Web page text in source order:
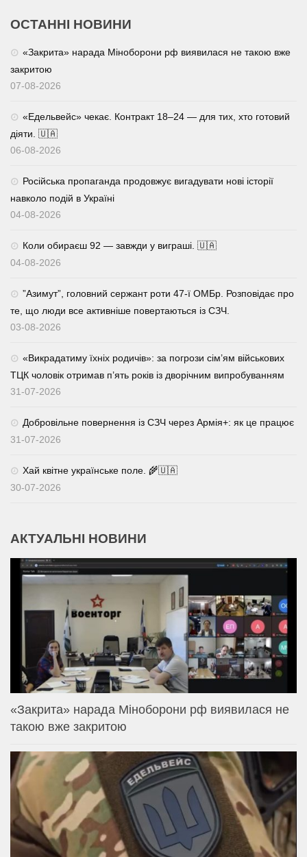
ОСТАННІ НОВИНИ
«Закрита» нарада Міноборони рф виявилася не такою вже
закритою
07-08-2026
«Едельвейс» чекає. Контракт 18–24 — для тих, хто готовий
діяти. 🇺🇦
06-08-2026
Російська пропаганда продовжує вигадувати нові історії
навколо подій в Україні
04-08-2026
Коли обираєш 92 — завжди у виграші. 🇺🇦
04-08-2026
⁨”Азимут”, головний сержант роти 47-ї ОМБр. Розповідає про
те, що люди все активніше повертаються із СЗЧ.
03-08-2026
«Викрадатиму їхніх родичів»: за погрози сім’ям військових
ТЦК чоловік отримав п’ять років із дворічним випробуванням
31-07-2026
Добровільне повернення із СЗЧ через Армія+: як це працює
31-07-2026
Хай квітне українське поле. 🌾🇺🇦
30-07-2026
АКТУАЛЬНІ НОВИНИ
«Закрита» нарада Міноборони рф виявилася не
такою вже закритою